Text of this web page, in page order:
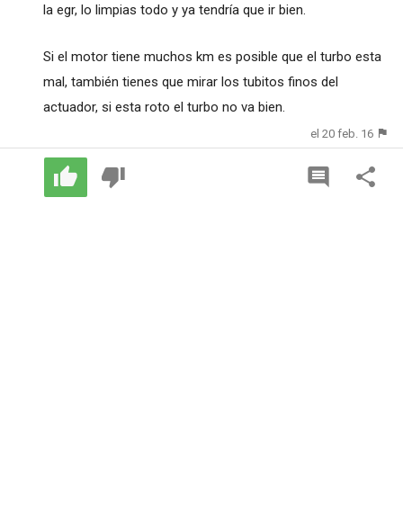
la egr, lo limpias todo y ya tendría que ir bien.
Si el motor tiene muchos km es posible que el turbo esta
mal, también tienes que mirar los tubitos finos del
actuador, si esta roto el turbo no va bien.
el 20 feb. 16